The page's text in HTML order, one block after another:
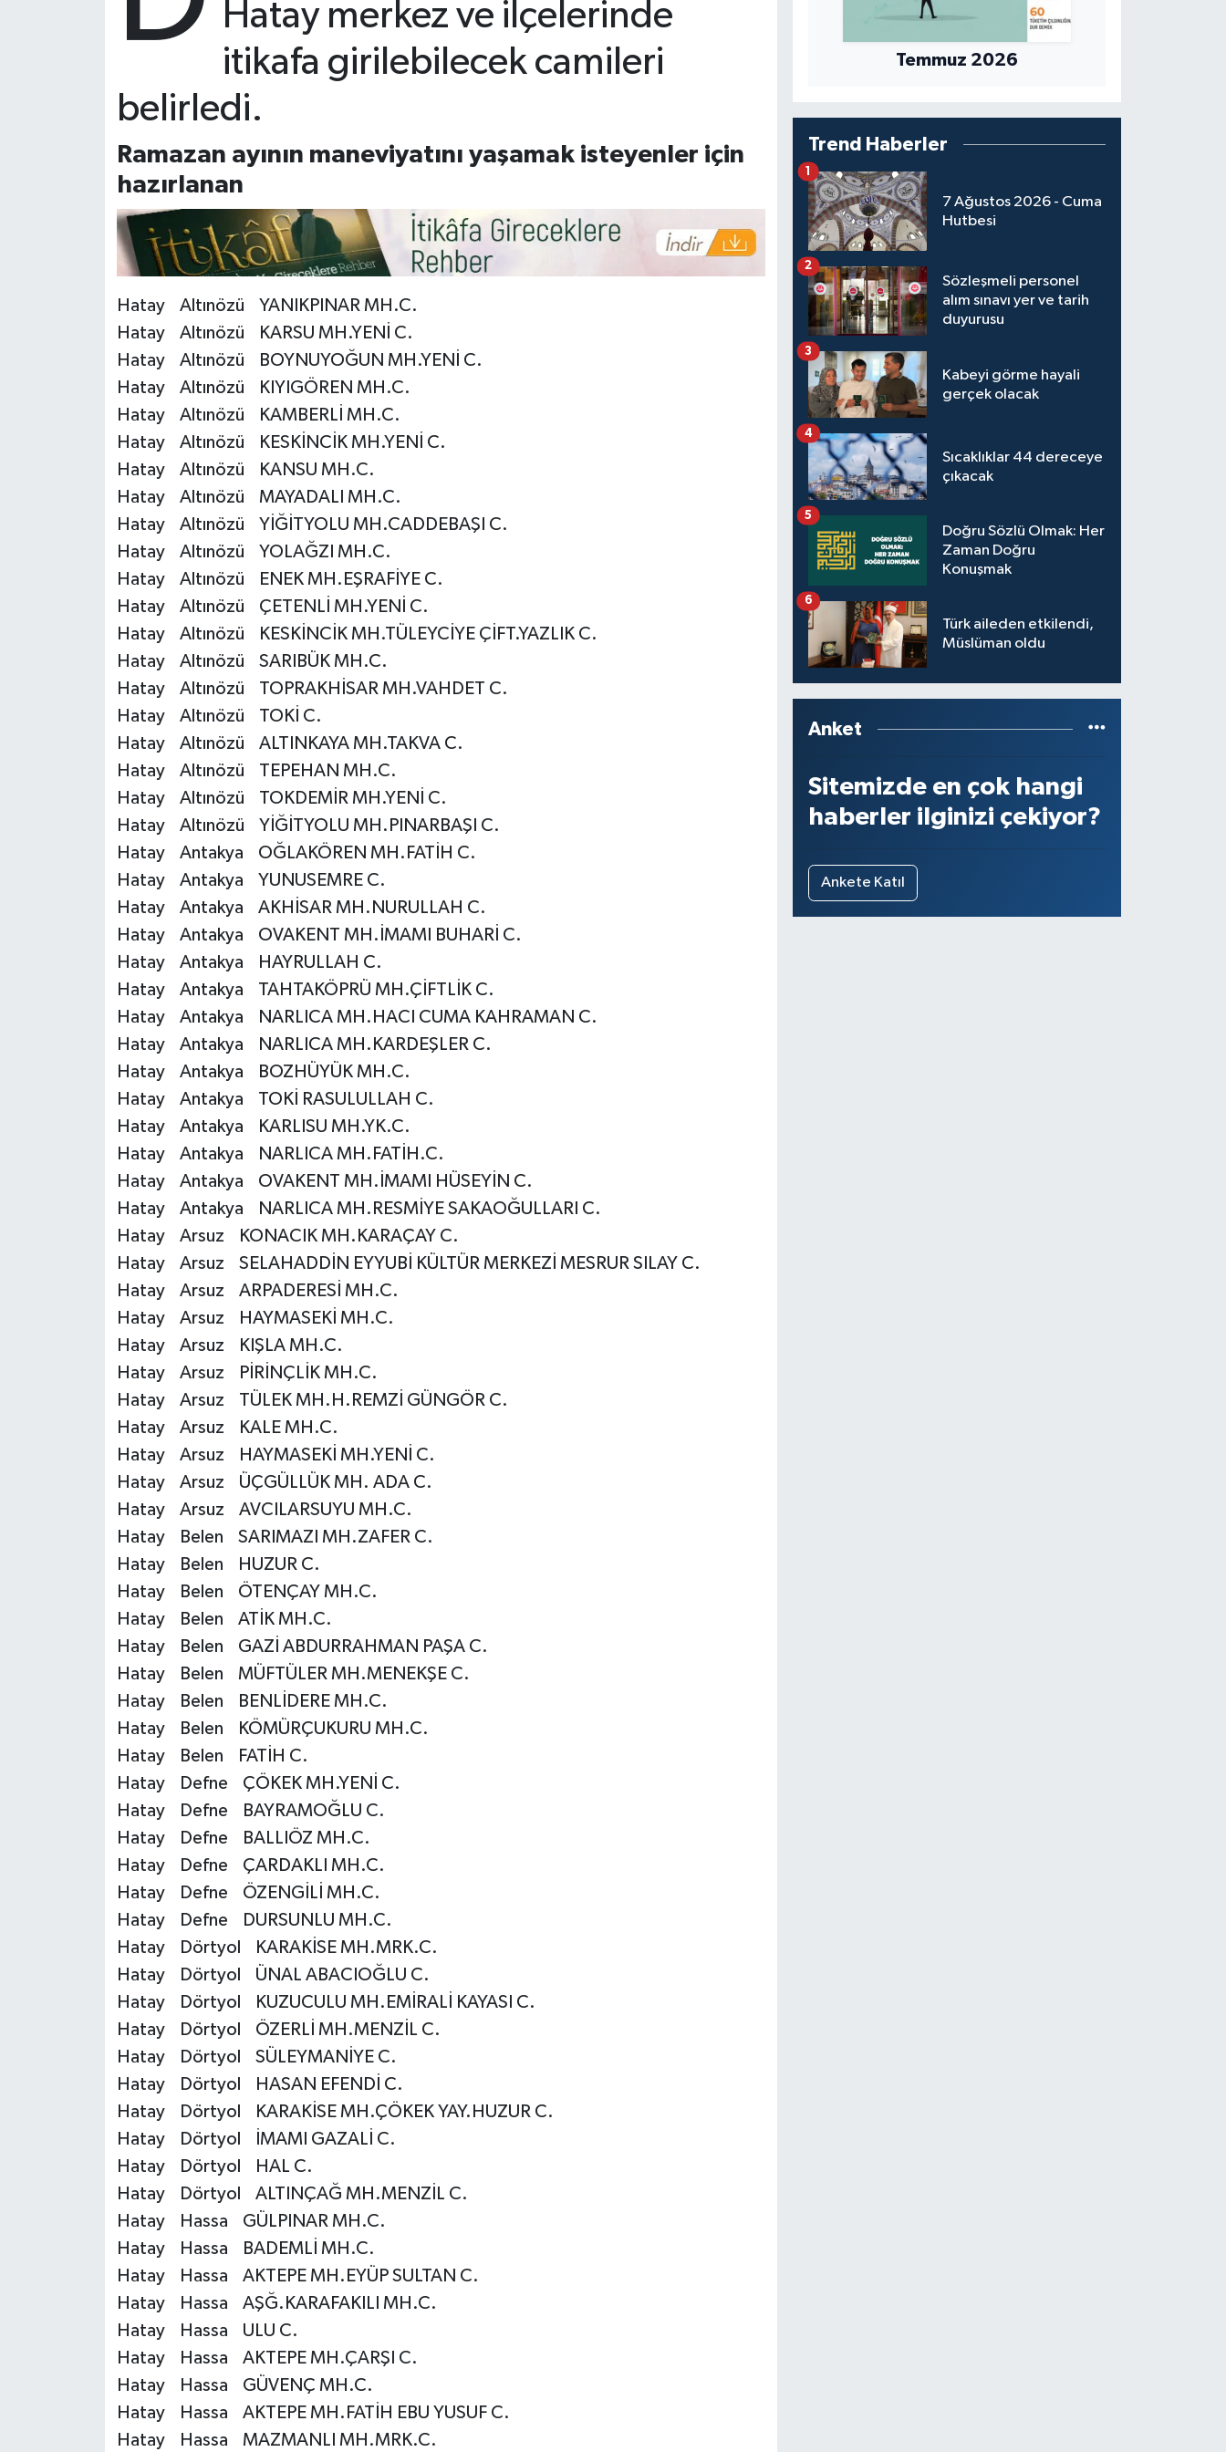
Hatay merkez ve ilçelerinde
itikafa girilebilecek camileri
belirledi.
Ramazan ayının maneviyatını yaşamak isteyenler için
hazırlanan
Hatay Altınözü YANIKPINAR MH.C.
Hatay Altınözü KARSU MH.YENİ C.
Hatay Altınözü BOYNUYOĞUN MH.YENİ C.
Hatay Altınözü KIYIGÖREN MH.C.
Hatay Altınözü KAMBERLİ MH.C.
Hatay Altınözü KESKİNCİK MH.YENİ C.
Hatay Altınözü KANSU MH.C.
Hatay Altınözü MAYADALI MH.C.
Hatay Altınözü YİĞİTYOLU MH.CADDEBAŞI C.
Hatay Altınözü YOLAĞZI MH.C.
Hatay Altınözü ENEK MH.EŞRAFİYE C.
Hatay Altınözü ÇETENLİ MH.YENİ C.
Hatay Altınözü KESKİNCİK MH.TÜLEYCİYE ÇİFT.YAZLIK C.
Hatay Altınözü SARIBÜK MH.C.
Hatay Altınözü TOPRAKHİSAR MH.VAHDET C.
Hatay Altınözü TOKİ C.
Hatay Altınözü ALTINKAYA MH.TAKVA C.
Hatay Altınözü TEPEHAN MH.C.
Hatay Altınözü TOKDEMİR MH.YENİ C.
Hatay Altınözü YİĞİTYOLU MH.PINARBAŞI C.
Hatay Antakya OĞLAKÖREN MH.FATİH C.
Hatay Antakya YUNUSEMRE C.
Hatay Antakya AKHİSAR MH.NURULLAH C.
Hatay Antakya OVAKENT MH.İMAMI BUHARİ C.
Hatay Antakya HAYRULLAH C.
Hatay Antakya TAHTAKÖPRÜ MH.ÇİFTLİK C.
Hatay Antakya NARLICA MH.HACI CUMA KAHRAMAN C.
Hatay Antakya NARLICA MH.KARDEŞLER C.
Hatay Antakya BOZHÜYÜK MH.C.
Hatay Antakya TOKİ RASULULLAH C.
Hatay Antakya KARLISU MH.YK.C.
Hatay Antakya NARLICA MH.FATİH.C.
Hatay Antakya OVAKENT MH.İMAMI HÜSEYİN C.
Hatay Antakya NARLICA MH.RESMİYE SAKAOĞULLARI C.
Hatay Arsuz KONACIK MH.KARAÇAY C.
Hatay Arsuz SELAHADDİN EYYUBİ KÜLTÜR MERKEZİ MESRUR SILAY C.
Hatay Arsuz ARPADERESİ MH.C.
Hatay Arsuz HAYMASEKİ MH.C.
Hatay Arsuz KIŞLA MH.C.
Hatay Arsuz PİRİNÇLİK MH.C.
Hatay Arsuz TÜLEK MH.H.REMZİ GÜNGÖR C.
Hatay Arsuz KALE MH.C.
Hatay Arsuz HAYMASEKİ MH.YENİ C.
Hatay Arsuz ÜÇGÜLLÜK MH. ADA C.
Hatay Arsuz AVCILARSUYU MH.C.
Hatay Belen SARIMAZI MH.ZAFER C.
Hatay Belen HUZUR C.
Hatay Belen ÖTENÇAY MH.C.
Hatay Belen ATİK MH.C.
Hatay Belen GAZİ ABDURRAHMAN PAŞA C.
Hatay Belen MÜFTÜLER MH.MENEKŞE C.
Hatay Belen BENLİDERE MH.C.
Hatay Belen KÖMÜRÇUKURU MH.C.
Hatay Belen FATİH C.
Hatay Defne ÇÖKEK MH.YENİ C.
Hatay Defne BAYRAMOĞLU C.
Hatay Defne BALLIÖZ MH.C.
Hatay Defne ÇARDAKLI MH.C.
Hatay Defne ÖZENGİLİ MH.C.
Hatay Defne DURSUNLU MH.C.
Hatay Dörtyol KARAKİSE MH.MRK.C.
Hatay Dörtyol ÜNAL ABACIOĞLU C.
Hatay Dörtyol KUZUCULU MH.EMİRALİ KAYASI C.
Hatay Dörtyol ÖZERLİ MH.MENZİL C.
Hatay Dörtyol SÜLEYMANİYE C.
Hatay Dörtyol HASAN EFENDİ C.
Hatay Dörtyol KARAKİSE MH.ÇÖKEK YAY.HUZUR C.
Hatay Dörtyol İMAMI GAZALİ C.
Hatay Dörtyol HAL C.
Hatay Dörtyol ALTINÇAĞ MH.MENZİL C.
Hatay Hassa GÜLPINAR MH.C.
Hatay Hassa BADEMLİ MH.C.
Hatay Hassa AKTEPE MH.EYÜP SULTAN C.
Hatay Hassa AŞĞ.KARAFAKILI MH.C.
Hatay Hassa ULU C.
Hatay Hassa AKTEPE MH.ÇARŞI C.
Hatay Hassa GÜVENÇ MH.C.
Hatay Hassa AKTEPE MH.FATİH EBU YUSUF C.
Hatay Hassa MAZMANLI MH.MRK.C.
Temmuz 2026
Trend Haberler
7 Ağustos 2026 - Cuma
Hutbesi
1
Sözleşmeli personel
alım sınavı yer ve tarih
duyurusu
2
Kabeyi görme hayali
gerçek olacak
3
Sıcaklıklar 44 dereceye
çıkacak
4
Doğru Sözlü Olmak: Her
Zaman Doğru
Konuşmak
5
Türk aileden etkilendi,
Müslüman oldu
6
Anket
Sitemizde en çok hangi
haberler ilginizi çekiyor?
Ankete Katıl
Bitlis Müftülüğü
Bursa Müftülüğü
Çanakkale Müftülüğü
Çankırı Müftülüğü
Denizli Müftülüğü
Diyarbakır Müftülüğü
Düzce Müftülüğü
Edirne Müftülüğü
Elazığ Müftülüğü
Erzincan Müftülüğü
Erzurum Müftülüğü
Eskişehir Müftülüğü
Gaziantep Müftülüğü
Gümüşhane Müftülüğü
Hakkari Müftülüğü
Hatay Müftülüğü
Iğdır Müftülüğü
Isparta Müftülüğü
İstanbul Müftülüğü
İzmir Müftülüğü
Kahramanmaraş Müftülüğü
Karabük Müftülüğü
Kars Müftülüğü
Kastamonu Müftülüğü
Kayseri Müftülüğü
Kilis Müftülüğü
Kırıkkale Müftülüğü
Kırklareli Müftülüğü
Kırşehir Müftülüğü
Kocaeli Müftülüğü
Konya Müftülüğü
Malatya Müftülüğü
Manisa Müftülüğü
Mardin Müftülüğü
Mersin Müftülüğü
Muğla Müftülüğü
Muş Müftülüğü
Nevşehir Müftülüğü
Niğde Müftülüğü
Ordu Müftülüğü
Rize Müftülüğü
Sakarya Müftülüğü
Samsun Müftülüğü
Siirt Müftülüğü
Sinop Müftülüğü
Duyurular
Bilim, Teknoloji
Diyanet TV
İhtida Haberleri